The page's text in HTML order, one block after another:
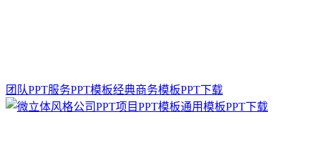
团队PPT服务PPT模板经典商务模板PPT下载